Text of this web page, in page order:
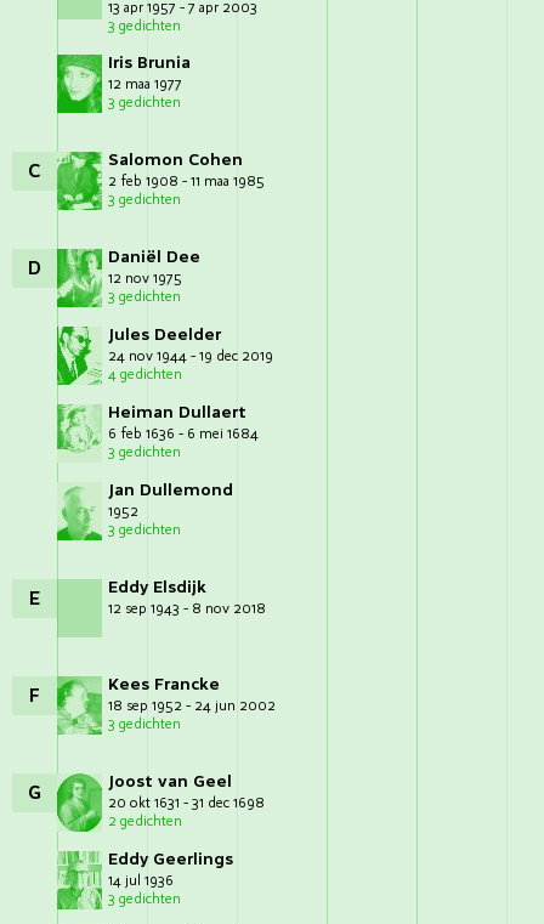
13 apr 1957 - 7 apr 2003
3 gedichten
Iris Brunia
12 maa 1977
3 gedichten
C Salomon Cohen
2 feb 1908 - 11 maa 1985
3 gedichten
D Daniël Dee
12 nov 1975
3 gedichten
Jules Deelder
24 nov 1944 - 19 dec 2019
4 gedichten
Heiman Dullaert
6 feb 1636 - 6 mei 1684
3 gedichten
Jan Dullemond
1952
3 gedichten
E Eddy Elsdijk
12 sep 1943 - 8 nov 2018
F Kees Francke
18 sep 1952 - 24 jun 2002
3 gedichten
G Joost van Geel
20 okt 1631 - 31 dec 1698
2 gedichten
Eddy Geerlings
14 jul 1936
3 gedichten